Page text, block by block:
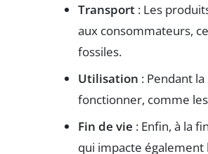
Transport : Les
aux consommateurs,
fossiles.
Utilisation : Pendant
fonctionner, comme
Fin de vie : Enfin, à la
qui impacte également